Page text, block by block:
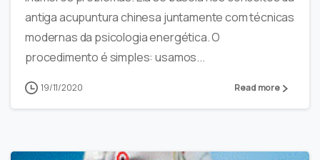
antiga acupuntura chinesa juntamente com técnicas
modernas da psicologia energética. O
procedimento é simples: usamos...
19/11/2020 Read more